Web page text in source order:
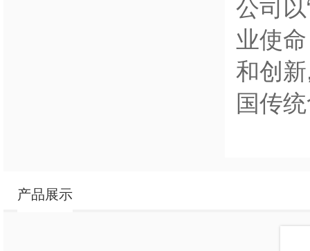
公司
业使
和创
国传
产品展示